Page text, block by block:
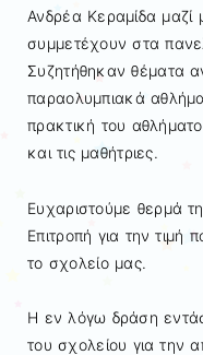
Ανδρέα Κεραμίδα μαζί
συμμετέχουν στα
Συζητήθηκαν θέματα
παραολυμπιακά
πρακτική του
και τις μαθήτριες.
Ευχαριστούμε θερμά
Επιτροπή για την
το σχολείο μας.
Η εν λόγω δράση
του σχολείου για την